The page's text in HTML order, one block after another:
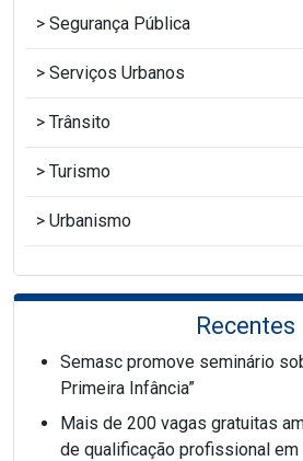
Segurança Pública
Serviços Urbanos
Trânsito
Turismo
Urbanismo
Recentes
Semasc promove seminário
Primeira Infância”
Mais de 200 vagas gratuitas
de qualificação profissional